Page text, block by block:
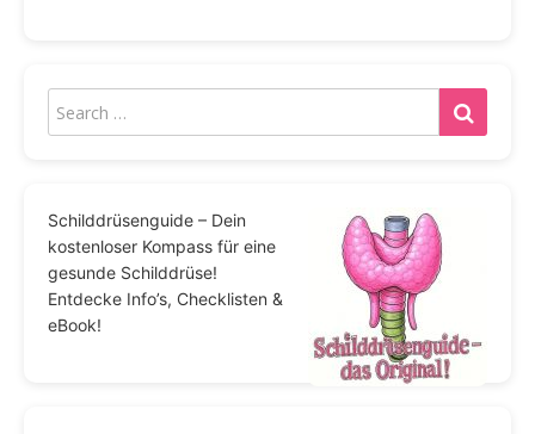
Schilddrüsenguide – Dein
kostenloser Kompass für eine
gesunde Schilddrüse!
Entdecke Info’s, Checklisten &
eBook!